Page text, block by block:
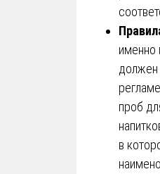
именно
должен
проб
в